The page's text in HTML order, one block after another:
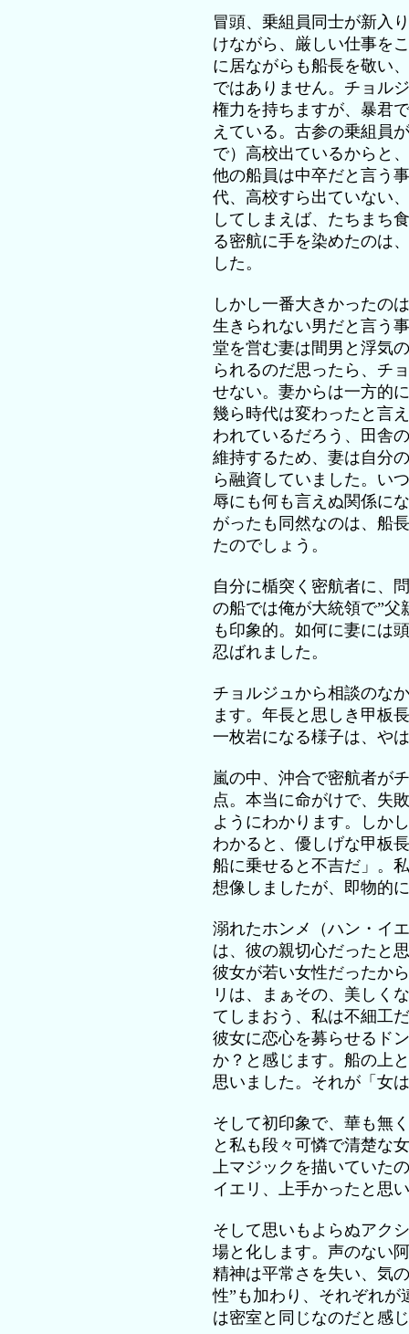
冒頭、乗組員同士が新入
けながら、厳しい仕事を
に居ながらも船長を敬い
ではありません。チョル
権力を持ちますが、暴君
えている。古参の乗組員
で）高校出ているからと
他の船員は中卒だと言う
代、高校すら出ていない
してしまえば、たちまち
る密航に手を染めたのは
した。
しかし一番大きかったの
生きられない男だと言う
堂を営む妻は間男と浮気
られるのだ思ったら、チ
せない。妻からは一方的
幾ら時代は変わったと言
われているだろう、田舎
維持するため、妻は自分
ら融資していました。い
辱にも何も言えぬ関係に
がったも同然なのは、船
たのでしょう。
自分に楯突く密航者に、
の船では俺が大統領で”父
も印象的。如何に妻には
忍ばれました。
チョルジュから相談のな
ます。年長と思しき甲板
一枚岩になる様子は、や
嵐の中、沖合で密航者が
点。本当に命がけで、失
ようにわかります。しか
わかると、優しげな甲板
船に乗せると不吉だ」。
想像しましたが、即物的
溺れたホンメ（ハン・イ
は、彼の親切心だったと
彼女が若い女性だったか
リは、まぁその、美しく
てしまおう、私は不細工
彼女に恋心を募らせるド
か？と感じます。船の上
思いました。それが「女
そして初印象で、華も無
と私も段々可憐で清楚な
上マジックを描いていた
イエリ、上手かったと思
そして思いもよらぬアク
場と化します。声のない
精神は平常さを失い、気
性”も加わり、それぞれ
は密室と同じなのだと感